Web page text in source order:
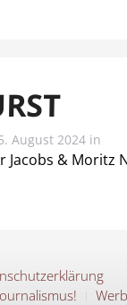
August 2024 in
Jacobs & Moritz